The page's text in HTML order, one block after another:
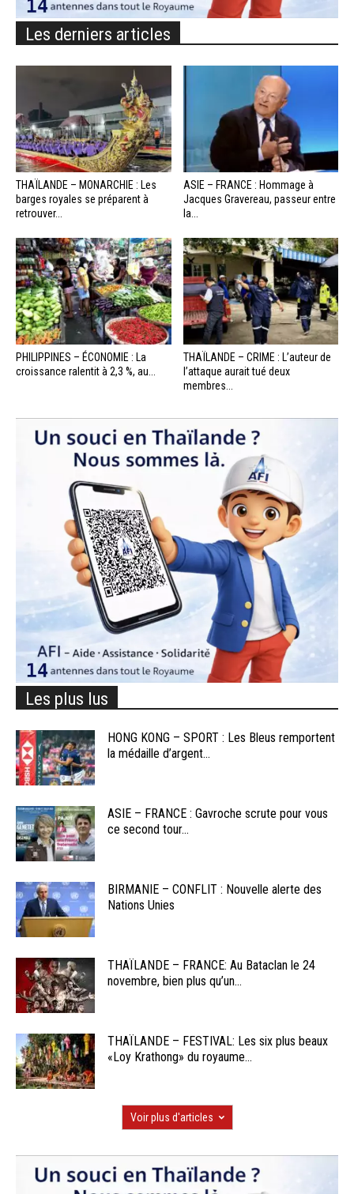
Les derniers articles
THAÏLANDE – MONARCHIE : Les
barges royales se préparent à
retrouver...
ASIE – FRANCE : Hommage à
Jacques Gravereau, passeur entre
la...
PHILIPPINES – ÉCONOMIE : La
croissance ralentit à 2,3 %, au...
THAÏLANDE – CRIME : L’auteur de
l’attaque aurait tué deux
membres...
Les plus lus
HONG KONG – SPORT : Les Bleus remportent
la médaille d’argent...
ASIE – FRANCE : Gavroche scrute pour vous
ce second tour...
BIRMANIE – CONFLIT : Nouvelle alerte des
Nations Unies
THAÏLANDE – FRANCE: Au Bataclan le 24
novembre, bien plus qu’un...
THAÏLANDE – FESTIVAL: Les six plus beaux
«Loy Krathong» du royaume...
Voir plus d'articles